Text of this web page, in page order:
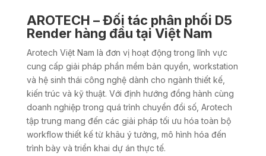
AROTECH – Đối tác phân phối D5
Render hàng đầu tại Việt Nam
Arotech Việt Nam là đơn vị hoạt động trong lĩnh vực
cung cấp giải pháp phần mềm bản quyền, workstation
và hệ sinh thái công nghệ dành cho ngành thiết kế,
kiến trúc và kỹ thuật. Với định hướng đồng hành cùng
doanh nghiệp trong quá trình chuyển đổi số, Arotech
tập trung mang đến các giải pháp tối ưu hóa toàn bộ
workflow thiết kế từ khâu ý tưởng, mô hình hóa đến
trình bày và triển khai dự án thực tế.